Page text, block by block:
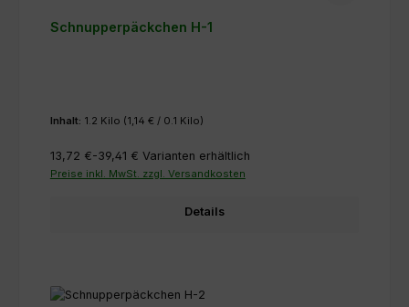
Schnupperpäckchen H-1
Inhalt: 1.2 Kilo (1,14 € / 0.1 Kilo)
13,72 €-39,41 € Varianten erhältlich
Preise inkl. MwSt. zzgl. Versandkosten
Details